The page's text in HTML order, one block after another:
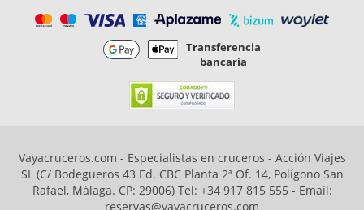
Transferencia
bancaria
Vayacruceros.com - Especialistas en cruceros - Acción Viajes
SL (C/ Bodegueros 43 Ed. CBC Planta 2ª Of. 14, Polígono San
Rafael, Málaga. CP: 29006) Tel: +34 917 815 555 - Email:
reservas@vayacruceros.com